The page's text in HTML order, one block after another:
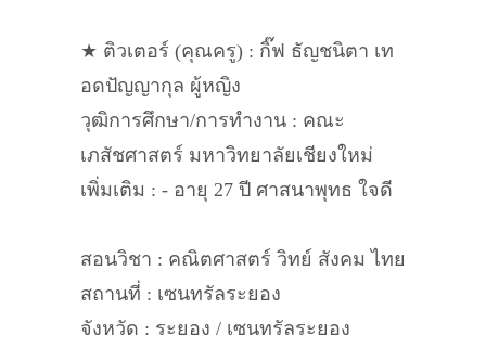
★ ติวเตอร์ (คุณครู) : กิ๊ฟ ธัญชนิตา เท
อดปัญญากุล ผู้หญิง
วุฒิการศึกษา/การทำงาน : คณะ
เภสัชศาสตร์ มหาวิทยาลัยเชียงใหม่
เพิ่มเติม : - อายุ 27 ปี ศาสนาพุทธ ใจดี
สอนวิชา : คณิตศาสตร์ วิทย์ สังคม ไทย
สถานที่ : เซนทรัลระยอง
จังหวัด : ระยอง / เซนทรัลระยอง